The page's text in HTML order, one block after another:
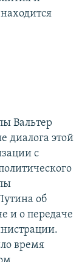
Вальтер
диалога этой
с
об
и о передаче
время